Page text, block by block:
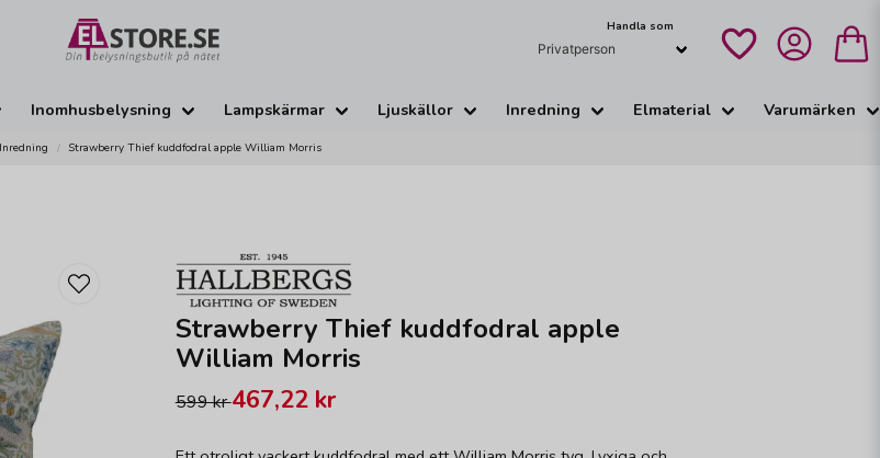
Handla som
Inomhusbelysning Lampskärmar Ljuskällor Inredning Elmaterial Varumärken
Inredning Strawberry Thief kuddfodral apple William Morris
Strawberry Thief kuddfodral apple
William Morris
599 kr467,22 kr